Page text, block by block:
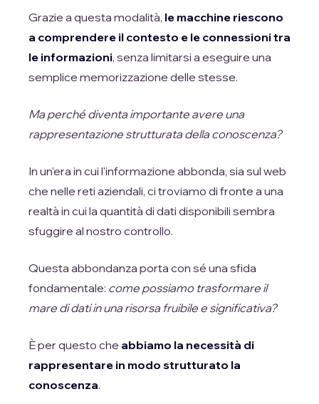
Grazie a questa modalità, le macchine riescono
a comprendere il contesto e le connessioni tra
le informazioni, senza limitarsi a eseguire una
semplice memorizzazione delle stesse.
Ma perché diventa importante avere una
rappresentazione strutturata della conoscenza?
In un'era in cui l'informazione abbonda, sia sul web
che nelle reti aziendali, ci troviamo di fronte a una
realtà in cui la quantità di dati disponibili sembra
sfuggire al nostro controllo.
Questa abbondanza porta con sé una sfida
fondamentale: come possiamo trasformare il
mare di dati in una risorsa fruibile e significativa?
È per questo che abbiamo la necessità di
rappresentare in modo strutturato la
conoscenza.